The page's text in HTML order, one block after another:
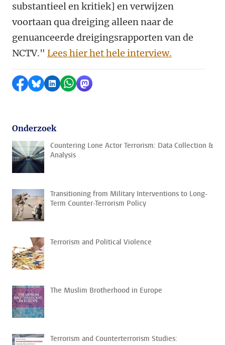
substantieel en kritiek] en verwijzen
voortaan qua dreiging alleen naar de
genuanceerde dreigingsrapporten van de
NCTV." Lees hier het hele interview.
Delen op Facebook
Delen via Bluesky
Delen op LinkedIn
Delen via WhatsApp
Delen via Mastodon
Onderzoek
Countering Lone Actor Terrorism: Data Collection &
Analysis
Transitioning from Military Interventions to Long-
Term Counter-Terrorism Policy
Terrorism and Political Violence
The Muslim Brotherhood in Europe
Terrorism and Counterterrorism Studies: